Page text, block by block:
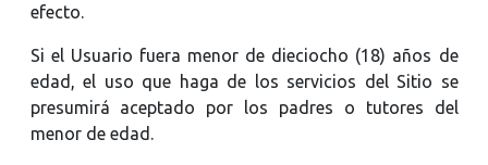
efecto.
Si el Usuario fuera menor de dieciocho (18) años de
edad, el uso que haga de los servicios del Sitio se
presumirá aceptado por los padres o tutores del
menor de edad.